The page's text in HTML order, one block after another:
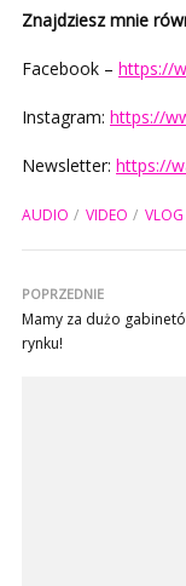
Znajdziesz mnie
Facebook – https://
Instagram: https://
Newsletter: https://
AUDIO VIDEO VLOG
POPRZEDNIE
Mamy za dużo
rynku!